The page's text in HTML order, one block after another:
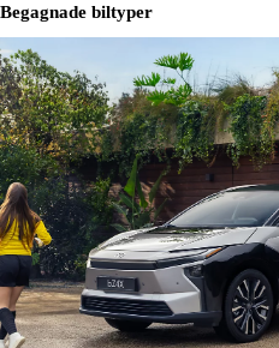
Begagnade biltyper